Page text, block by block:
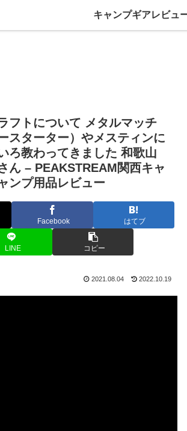
フトについて メタルマッチ
スターター）やメスティンに
ろ教わってきました 和歌山
ん – PEAKSTREAM関西キャ
ンプ用品レビュー
Facebook はてブ
LINE コピー
2021.08.04 2022.10.19
キャンプギアレビュ